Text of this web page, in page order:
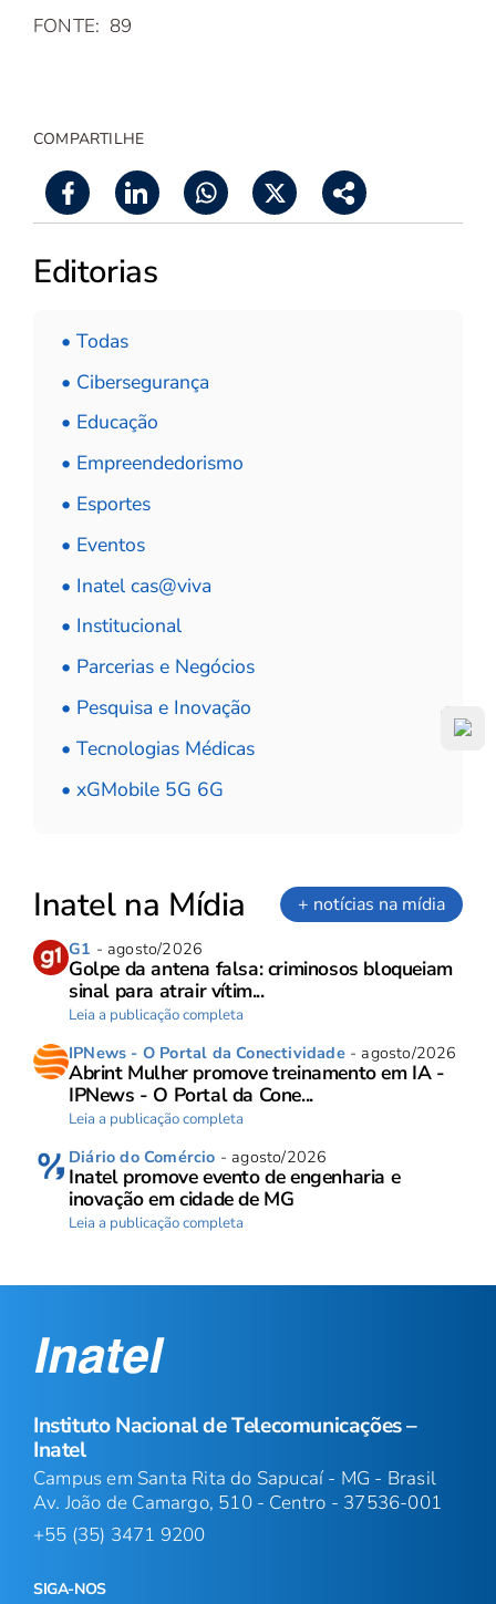
FONTE: 89
COMPARTILHE
Editorias
• Todas
• Cibersegurança
• Educação
• Empreendedorismo
• Esportes
• Eventos
• Inatel cas@viva
• Institucional
• Parcerias e Negócios
• Pesquisa e Inovação
• Tecnologias Médicas
• xGMobile 5G 6G
Inatel na Mídia + notícias na mídia
G1 - agosto/2026
Golpe da antena falsa: criminosos bloqueiam
sinal para atrair vítim...
Leia a publicação completa
IPNews - O Portal da Conectividade- agosto/2026
Abrint Mulher promove treinamento em IA -
IPNews - O Portal da Cone...
Leia a publicação completa
Diário do Comércio - agosto/2026
Inatel promove evento de engenharia e
inovação em cidade de MG
Leia a publicação completa
Instituto Nacional de Telecomunicações –
Inatel
Campus em Santa Rita do Sapucaí - MG - Brasil
Av. João de Camargo, 510 - Centro - 37536-001
+55 (35) 3471 9200
SIGA-NOS